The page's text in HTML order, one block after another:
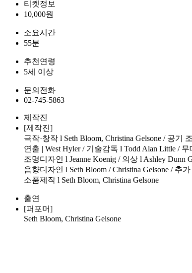
티켓정보
10,000원
소요시간
55분
추천연령
5세 이상
문의전화
02-745-5863
제작진
[제작진]
극작·창작 l Seth Bloom, Christina Gelsone / 공기
연출 | West Hyler / 기술감독 l Todd Alan Little / 무
조명디자인 l Jeanne Koenig / 의상 l Ashley Dunn
음향디자인 l Seth Bloom / Christina Gelsone / 추
소품제작 l Seth Bloom, Christina Gelsone
출연
[퍼포머]
Seth Bloom, Christina Gelsone